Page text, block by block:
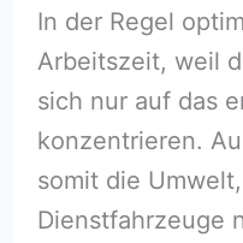
In der Regel
Arbeitszeit, weil
sich nur auf das
konzentrieren.
somit die
Dienstfahrzeuge